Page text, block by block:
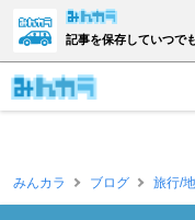
記事を保存していつで
みんカラ ブログ 旅行/